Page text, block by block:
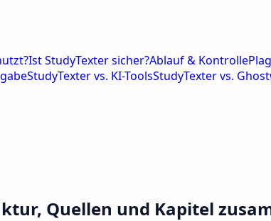
Ist StudyTexter sicher?Ablauf & Kontrolle
StudyTexter vs. KI-ToolsStudyTexter vs.
Quellen und Kapitel